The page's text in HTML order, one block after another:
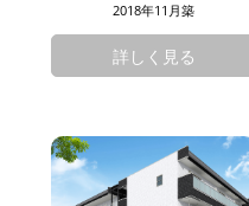
2018年11月築
詳しく見る